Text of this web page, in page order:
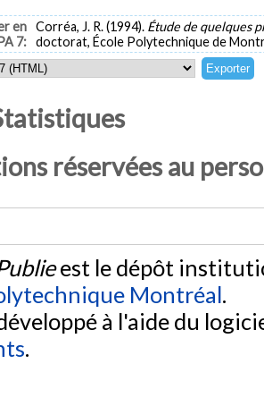
en
7:
Corréa, J. R. (1994). Étude de quelques
doctorat, École Polytechnique de
réservées au
est le dépôt
Montréal.
à l'aide du
.